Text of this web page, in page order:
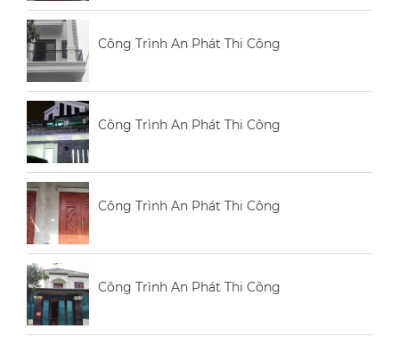
Công Trình An Phát Thi Công
Công Trình An Phát Thi Công
Công Trình An Phát Thi Công
Công Trình An Phát Thi Công